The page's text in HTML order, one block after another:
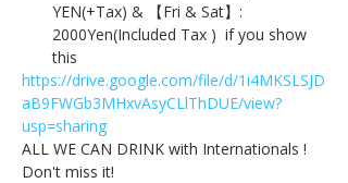
YEN(+Tax) & 【Fri & Sat】:
2000Yen(Included Tax )  if you show
this
https://drive.google.com/file/d/1i4MKSLSJD
aB9FWGb3MHxvAsyCLlThDUE/view?
usp=sharing
ALL WE CAN DRINK with Internationals !
Don't miss it!